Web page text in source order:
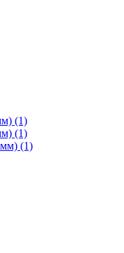
(1)
(1)
(1)